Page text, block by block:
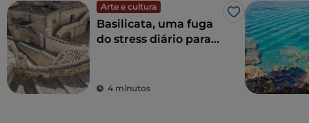
Arte e cultura
Gosto
Basilicata, uma fuga
do stress diário para
4 minutos